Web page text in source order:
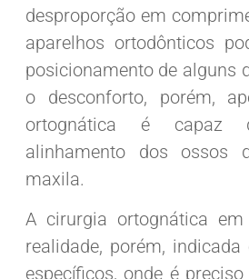
desproporção em
aparelhos ortodônticos
posicionamento de alguns
o desconforto, porém,
ortognática é
alinhamento dos ossos
maxila.
A cirurgia ortognática
realidade, porém,
específicos, onde é